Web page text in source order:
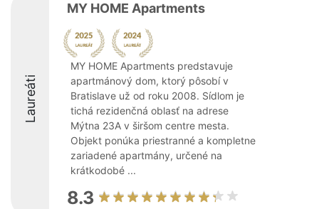
Laureáti
MY HOME Apartments
MY HOME Apartments predstavuje
apartmánový dom, ktorý pôsobí v
Bratislave už od roku 2008. Sídlom je
tichá rezidenčná oblasť na adrese
Mýtna 23A v širšom centre mesta.
Objekt ponúka priestranné a kompletne
zariadené apartmány, určené na
krátkodobé ...
8.3